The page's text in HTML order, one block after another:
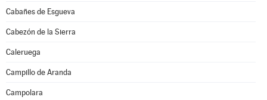
Cabañes de Esgueva
Cabezón de la Sierra
Caleruega
Campillo de Aranda
Campolara